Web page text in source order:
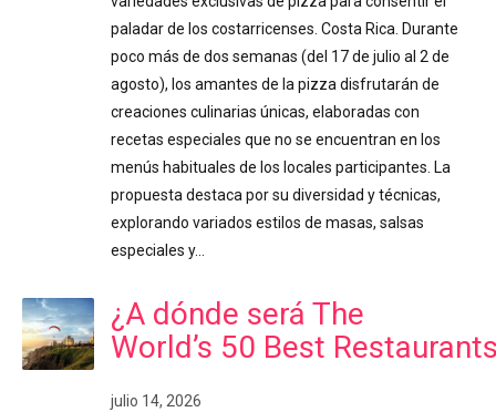
paladar de los costarricenses. Costa Rica. Durante
poco más de dos semanas (del 17 de julio al 2 de
agosto), los amantes de la pizza disfrutarán de
creaciones culinarias únicas, elaboradas con
recetas especiales que no se encuentran en los
menús habituales de los locales participantes. La
propuesta destaca por su diversidad y técnicas,
explorando variados estilos de masas, salsas
especiales y…
¿A dónde será The
World’s 50 Best
julio 14, 2026